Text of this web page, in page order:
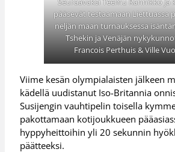
pääsevät testaamaan Liettuassa
neljän maan turnauksessa
Tshekin ja Venäjän
Francois Perthuis & Ville
Viime kesän olympialaisten jälkeen
kädellä uudistanut Iso-Britannia
Susijengin vauhtipelin toisella
pakottamaan kotijoukkueen
hyppyheittoihin yli 20 sekunnin
päätteeksi.